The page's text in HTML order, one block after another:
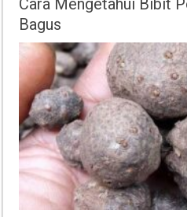
Cara Mengetahui Bibit
Bagus